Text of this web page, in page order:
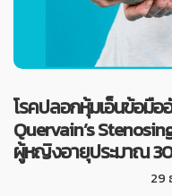
โรคปลอกหุ้มเอ็นข้อมือ
Quervain’s
ผู้หญิงอายุประมาณ
29